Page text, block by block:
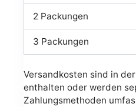
2 Packungen
3 Packungen
Versandkosten sind in
enthalten oder werden
Zahlungsmethoden